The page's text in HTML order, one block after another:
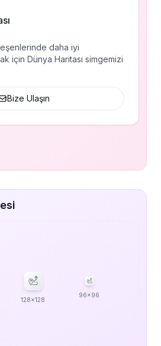
daha iyi
için Dünya Haritası simgemizi
Bize Ulaşın
128x128
96x96